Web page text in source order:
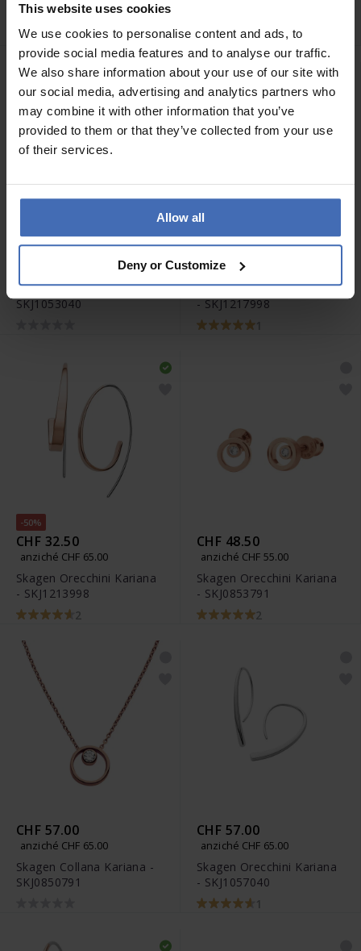
This website uses cookies
We use cookies to personalise content and ads, to
provide social media features and to analyse our traffic.
We also share information about your use of our site with
our social media, advertising and analytics partners who
may combine it with other information that you’ve
provided to them or that they’ve collected from your use
of their services.
Allow all
Deny or Customize
- SKJ1199040
1
2
CHF 43.00
Skagen Collana Kariana -
SKJ1053040
CHF 57.00
anziché CHF 65.00
Skagen Orecchini Kariana
- SKJ1217998
-50%
CHF 32.50
anziché CHF 65.00
Skagen Orecchini Kariana
- SKJ1213998
2
CHF 48.50
anziché CHF 55.00
Skagen Orecchini Kariana
- SKJ0853791
2
CHF 57.00
anziché CHF 65.00
Skagen Collana Kariana -
SKJ0850791
CHF 57.00
anziché CHF 65.00
Skagen Orecchini Kariana
- SKJ1057040
1